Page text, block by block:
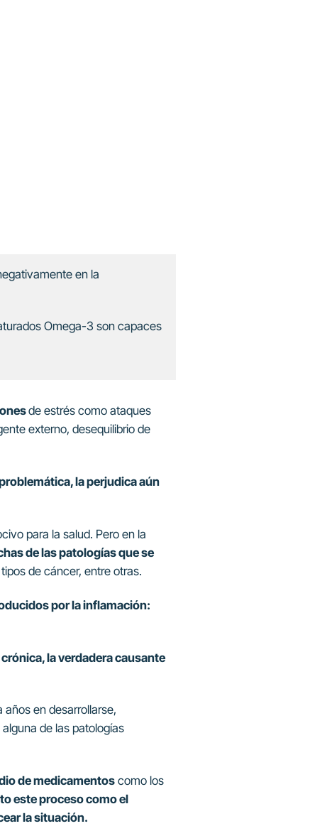
en la
Omega-3 son capaces
de estrés como ataques
externo, desequilibrio de
la perjudica aún
para la salud. Pero en la
de las patologías que se
de cáncer, entre otras.
por la inflamación:
la verdadera causante
en desarrollarse,
de las patologías
de medicamentoscomo los
este proceso como el
la situación.